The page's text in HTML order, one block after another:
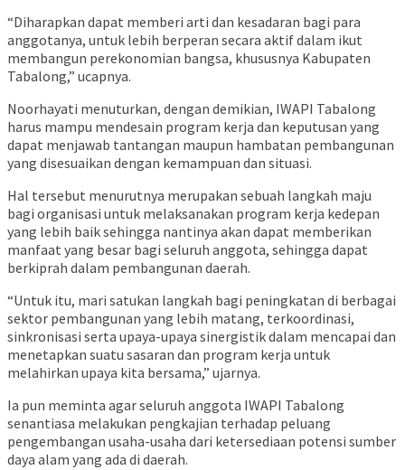
“Diharapkan dapat memberi arti dan kesadaran bagi para
anggotanya, untuk lebih berperan secara aktif dalam ikut
membangun perekonomian bangsa, khususnya Kabupaten
Tabalong,” ucapnya.
Noorhayati menuturkan, dengan demikian, IWAPI Tabalong
harus mampu mendesain program kerja dan keputusan yang
dapat menjawab tantangan maupun hambatan pembangunan
yang disesuaikan dengan kemampuan dan situasi.
Hal tersebut menurutnya merupakan sebuah langkah maju
bagi organisasi untuk melaksanakan program kerja kedepan
yang lebih baik sehingga nantinya akan dapat memberikan
manfaat yang besar bagi seluruh anggota, sehingga dapat
berkiprah dalam pembangunan daerah.
“Untuk itu, mari satukan langkah bagi peningkatan di berbagai
sektor pembangunan yang lebih matang, terkoordinasi,
sinkronisasi serta upaya-upaya sinergistik dalam mencapai dan
menetapkan suatu sasaran dan program kerja untuk
melahirkan upaya kita bersama,” ujarnya.
Ia pun meminta agar seluruh anggota IWAPI Tabalong
senantiasa melakukan pengkajian terhadap peluang
pengembangan usaha-usaha dari ketersediaan potensi sumber
daya alam yang ada di daerah.